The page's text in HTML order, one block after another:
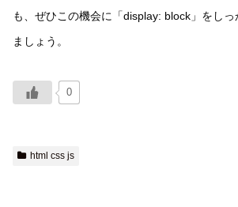
も、ぜひこの機会に「display: block」をしっ
ましょう。
0
html css js